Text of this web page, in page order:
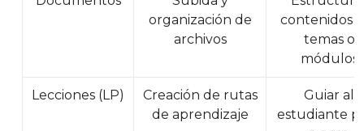
organización de
archivos
contenidos
temas o
módulos
Lecciones (LP)
Creación de rutas
de aprendizaje
Guiar al
estudiante